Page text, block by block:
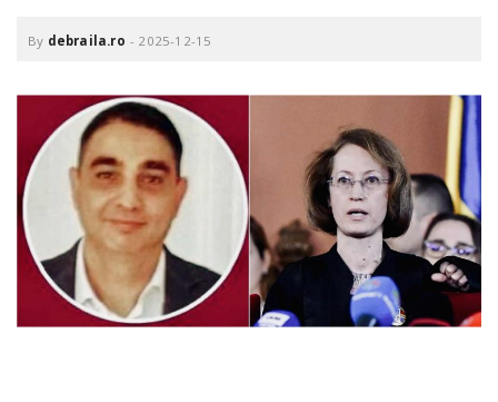
g
By debraila.ro - 2025-12-15